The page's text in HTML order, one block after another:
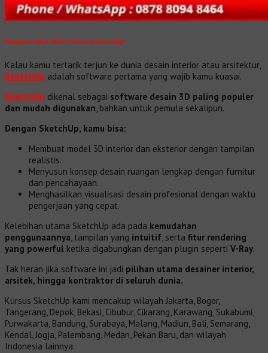
Mengenal Lebih Dekat Software SketchUp!
Kalau kamu tertarik terjun ke dunia desain interior atau arsitektur,
SketchUp adalah software pertama yang wajib kamu kuasai.
SketchUp dikenal sebagai software desain 3D paling populer
dan mudah digunakan, bahkan untuk pemula sekalipun.
Dengan SketchUp, kamu bisa:
Membuat model 3D interior dan eksterior dengan tampilan
realistis.
Menyusun konsep desain ruangan lengkap dengan furnitur
dan pencahayaan.
Menghasilkan visualisasi desain profesional dengan waktu
pengerjaan yang cepat.
Kelebihan utama SketchUp ada pada kemudahan
penggunaannya, tampilan yang intuitif, serta fitur rendering
yang powerful ketika digabungkan dengan plugin seperti V-Ray.
Tak heran jika software ini jadi pilihan utama desainer interior,
arsitek, hingga kontraktor di seluruh dunia.
Kursus SketchUp kami mencakup wilayah Jakarta, Bogor,
Tangerang, Depok, Bekasi, Cibubur, Cikarang, Karawang, Sukabumi,
Purwakarta, Bandung, Surabaya, Malang, Madiun, Bali, Semarang,
Kendal, Jogja, Palembang, Medan, Pekan Baru, dan wilayah
Indonesia lainnya.